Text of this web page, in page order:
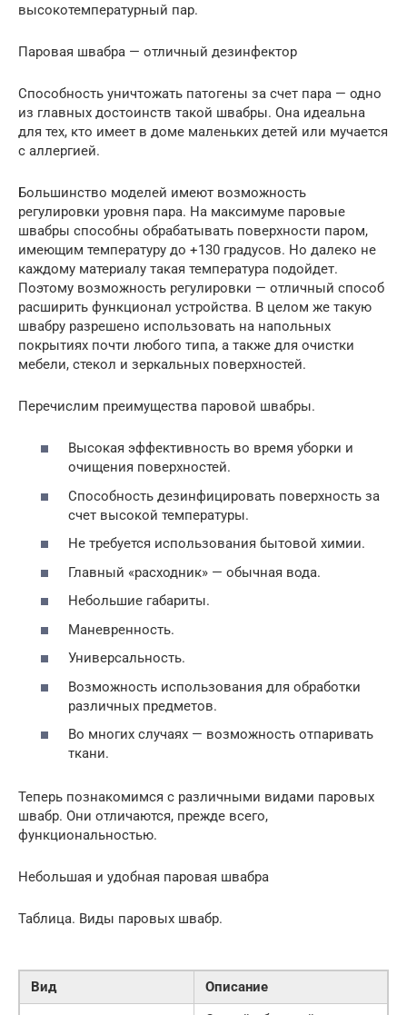
высокотемпературный пар.
Паровая швабра — отличный дезинфектор
Способность уничтожать патогены за счет пара — одно
из главных достоинств такой швабры. Она идеальна
для тех, кто имеет в доме маленьких детей или мучается
с аллергией.
Большинство моделей имеют возможность
регулировки уровня пара. На максимуме паровые
швабры способны обрабатывать поверхности паром,
имеющим температуру до +130 градусов. Но далеко не
каждому материалу такая температура подойдет.
Поэтому возможность регулировки — отличный способ
расширить функционал устройства. В целом же такую
швабру разрешено использовать на напольных
покрытиях почти любого типа, а также для очистки
мебели, стекол и зеркальных поверхностей.
Перечислим преимущества паровой швабры.
Высокая эффективность во время уборки и
очищения поверхностей.
Способность дезинфицировать поверхность за
счет высокой температуры.
Не требуется использования бытовой химии.
Главный «расходник» — обычная вода.
Небольшие габариты.
Маневренность.
Универсальность.
Возможность использования для обработки
различных предметов.
Во многих случаях — возможность отпаривать
ткани.
Теперь познакомимся с различными видами паровых
швабр. Они отличаются, прежде всего,
функциональностью.
Небольшая и удобная паровая швабра
Таблица. Виды паровых швабр.
Вид Описание